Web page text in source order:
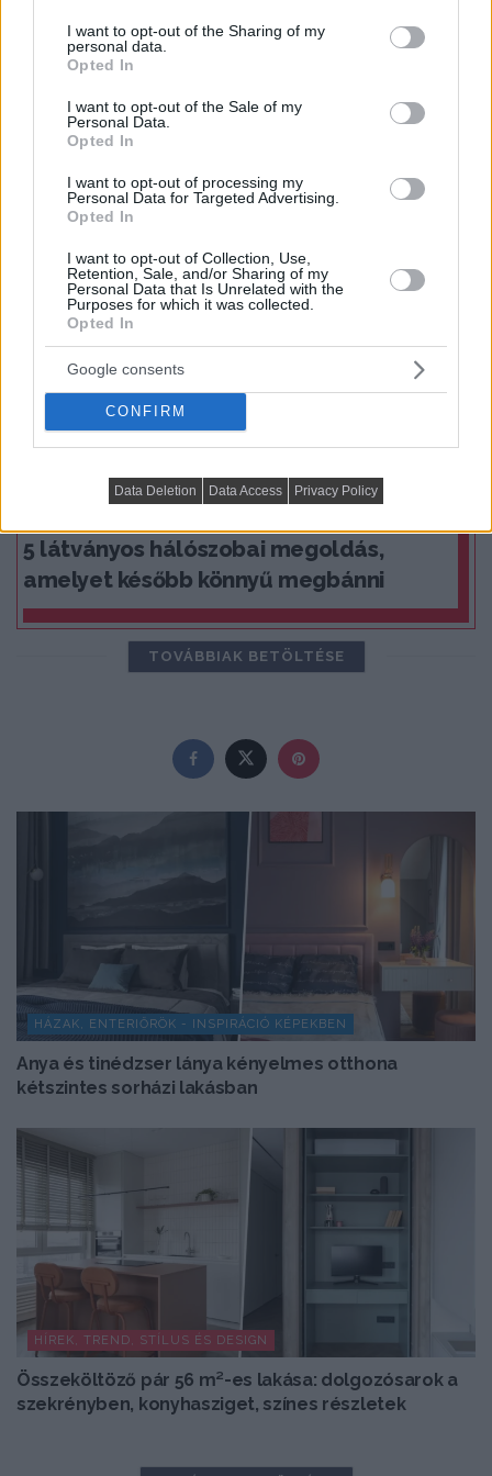
not limited to your visit or usage behaviour. You may click to
grant or deny consent to Google and its third-party tags to
use your data for below specified purposes in below Google
consent section.
I want to opt-out of the Sharing of my
personal data.
Opted In
I want to opt-out of the Sale of my
Personal Data.
Opted In
I want to opt-out of processing my
Personal Data for Targeted Advertising.
Opted In
I want to opt-out of Collection, Use,
Retention, Sale, and/or Sharing of my
Personal Data that Is Unrelated with the
Purposes for which it was collected.
Opted In
Google consents
CONFIRM
Data Deletion Data Access Privacy Policy
Praktikus lakberendezési ötletek
5 látványos hálószobai megoldás,
amelyet később könnyű megbánni
TOVÁBBIAK BETÖLTÉSE
HÁZAK, ENTERIŐRÖK - INSPIRÁCIÓ KÉPEKBEN
Anya és tinédzser lánya kényelmes otthona
kétszintes sorházi lakásban
HÍREK, TREND, STÍLUS ÉS DESIGN
Összeköltöző pár 56 m²-es lakása: dolgozósarok a
szekrényben, konyhasziget, színes részletek